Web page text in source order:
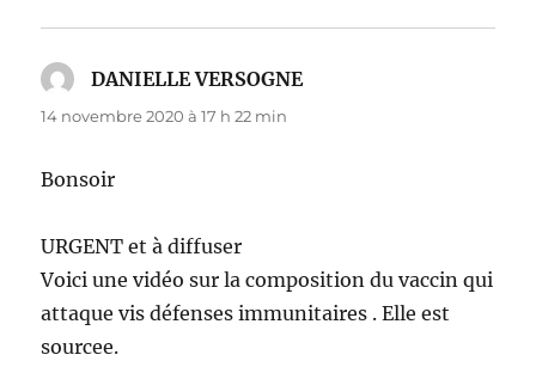
DANIELLE VERSOGNEdit :
14 novembre 2020 à 17 h 22 min
Bonsoir
URGENT et à diffuser
Voici une vidéo sur la composition du vaccin qui
attaque vis défenses immunitaires . Elle est
sourcee.